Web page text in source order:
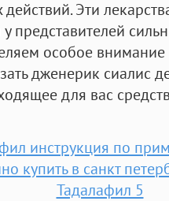
Эти
представителей
особое
дженерик сиалис
для вас
инструкция по
купить в санкт
Тадалафил 5